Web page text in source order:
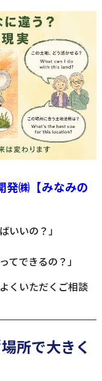
発㈱【みなみの
いいの？」
てできるの？」
くいただくご相談
所で大きく